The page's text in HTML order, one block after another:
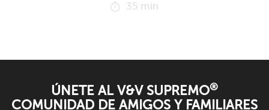
35 min
ÚNETE AL V&V SUPREMO®
COMUNIDAD DE AMIGOS Y FAMILIARES